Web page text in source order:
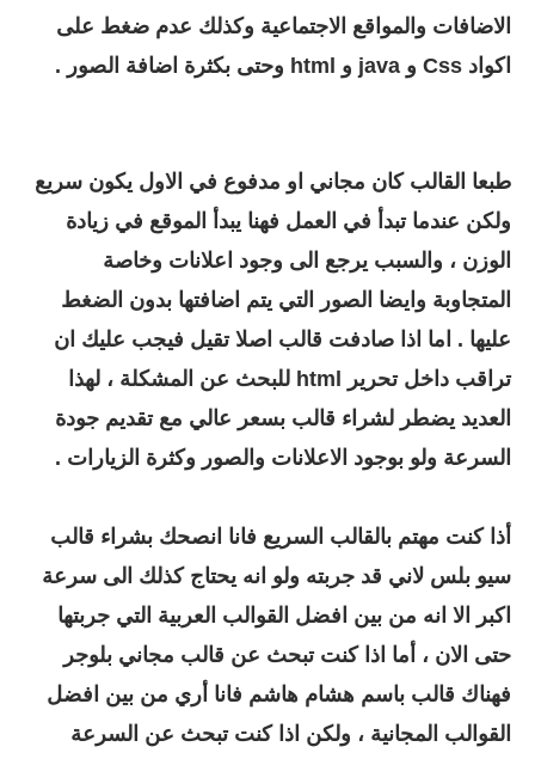
الاضافات والمواقع الاجتماعية وكذلك عدم ضغط على
اكواد Css و java و html وحتى بكثرة اضافة الصور .
طبعا القالب كان مجاني او مدفوع في الاول يكون سريع
ولكن عندما تبدأ في العمل فهنا يبدأ الموقع في زيادة
الوزن ، والسبب يرجع الى وجود اعلانات وخاصة
المتجاوبة وايضا الصور التي يتم اضافتها بدون الضغط
عليها . اما اذا صادفت قالب اصلا تقيل فيجب عليك ان
تراقب داخل تحرير html للبحث عن المشكلة ، لهذا
العديد يضطر لشراء قالب بسعر عالي مع تقديم جودة
السرعة ولو بوجود الاعلانات والصور وكثرة الزيارات .
أذا كنت مهتم بالقالب السريع فانا انصحك بشراء قالب
سيو بلس لاني قد جربته ولو انه يحتاج كذلك الى سرعة
اكبر الا انه من بين افضل القوالب العربية التي جربتها
حتى الان ، أما اذا كنت تبحث عن قالب مجاني بلوجر
فهناك قالب باسم هشام هاشم فانا أري من بين افضل
القوالب المجانية ، ولكن اذا كنت تبحث عن السرعة